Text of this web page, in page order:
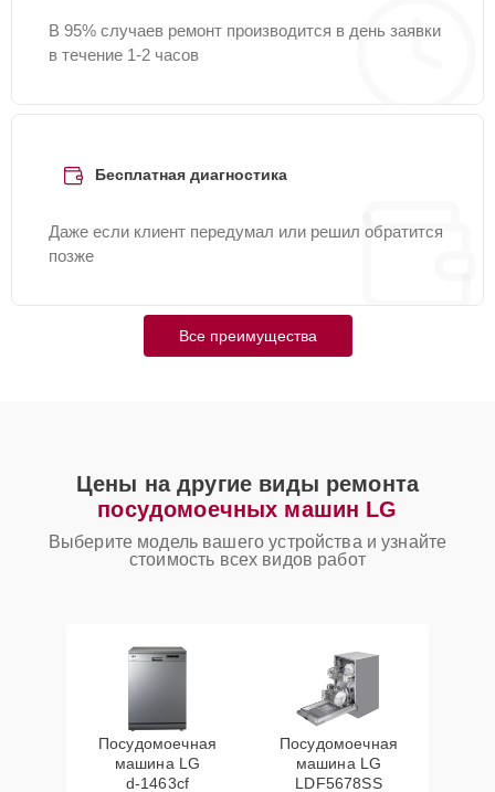
В 95% случаев ремонт производится в день заявки
в течение 1-2 часов
Бесплатная диагностика
Даже если клиент передумал или решил обратится
позже
Все преимущества
Цены на другие виды ремонта
посудомоечных машин LG
Выберите модель вашего устройства и узнайте
стоимость всех видов работ
Посудомоечная
машина LG
d‑1463cf
Посудомоечная
машина LG
LDF5678SS